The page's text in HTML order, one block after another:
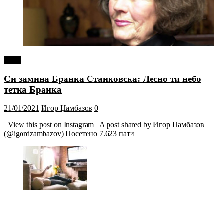
Си замина Бранка Станковска: Лесно ти небо
тетка Бранка
21/01/2021 Игор Џамбазов 0
View this post on Instagram A post shared by Игор Џамбазов
(@igordzambazov) Посетено 7.623 пати